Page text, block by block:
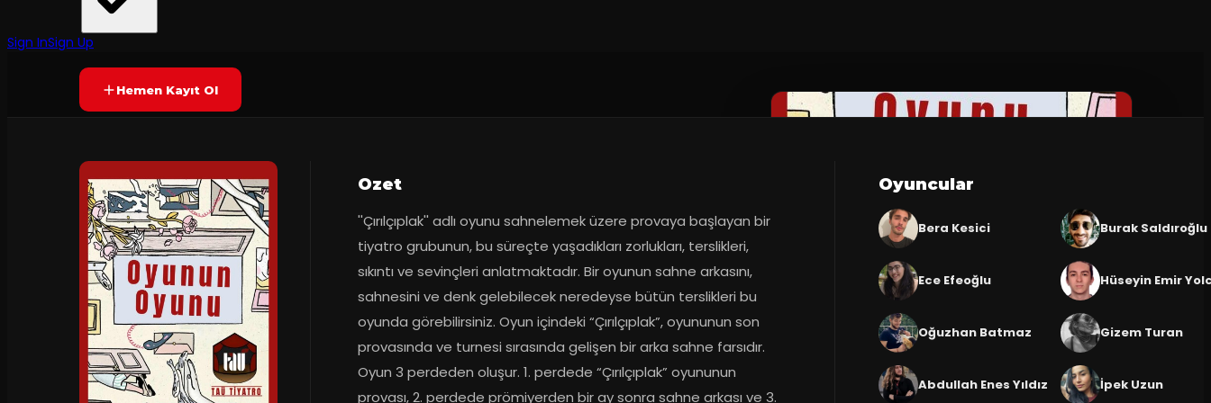
Sign InSign UpYAKINDA Yetersiz oy
Hemen Kayıt Ol
Ozet
''Çırılçıplak'' adlı oyunu sahnelemek üzere provaya başlayan bir
tiyatro grubunun, bu süreçte yaşadıkları zorlukları, terslikleri,
sıkıntı ve sevinçleri anlatmaktadır. Bir oyunun sahne arkasını,
sahnesini ve denk gelebilecek neredeyse bütün terslikleri bu
oyunda görebilirsiniz. Oyun içindeki “Çırılçıplak”, oyununun son
provasında ve turnesi sırasında gelişen bir arka sahne farsıdır.
Oyun 3 perdeden oluşur. 1. perdede “Çırılçıplak” oyununun
provası, 2. perdede prömiyerden bir ay sonra sahne arkası ve 3.
Oyuncular
Bera Kesici Burak Saldıroğlu
Ece Efeoğlu Hüseyin Emir
Oğuzhan Batmaz Gizem Turan
Abdullah Enes Yıldız İpek Uzun